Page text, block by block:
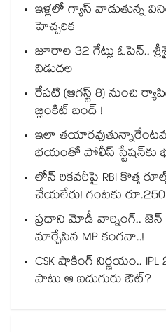
ఇళ్లలో గ్యాస్ వాడుతున్న
హెచ్చరిక
జూరాల 32 గేట్లు ఓపెన్..
విడుదల
రేపటి (ఆగస్ట్ 8) నుంచి
బ్లింకిట్ బంద్ !
ఇలా
భయంతో పోలీస్ స్టేషన్⁫కు
లోన్ రికవరీపై RBI కొత్త
చేయలేరు! గంటకు
ప్రధాని మోడీ వార్నింగ్.. జెన్
మార్చేసిన MP కంగనా..!
CSK షాకింగ్ నిర్ణయం..
పాటు ఆ ఐదుగురు ఔట్?